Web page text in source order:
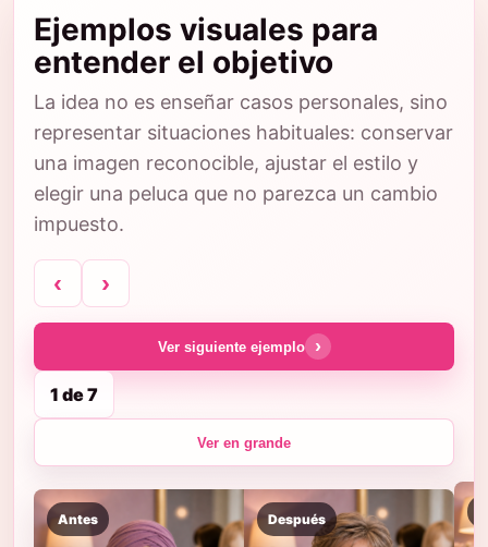
Ejemplos visuales para
entender el objetivo
La idea no es enseñar casos personales, sino
representar situaciones habituales: conservar
una imagen reconocible, ajustar el estilo y
elegir una peluca que no parezca un cambio
impuesto.
‹ ›
Antes Después
Ver siguiente ejemplo ›
1 de 7
Ver en grande